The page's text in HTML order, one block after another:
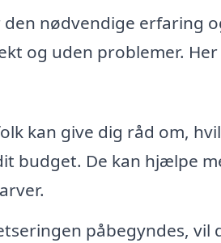
nødvendige erfaring
og uden problemer.
kan give dig råd om,
budget. De kan hjælpe
påbegyndes, vil